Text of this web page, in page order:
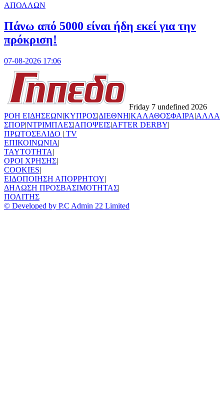
ΑΠΟΛΛΩΝ
Πάνω από 5000 είναι ήδη εκεί για την
πρόκριση!
07-08-2026 17:06
Friday 7 undefined 2026
ΡΟΗ ΕΙΔΗΣΕΩΝ|ΚΥΠΡΟΣ|ΔΙΕΘΝΗ|ΚΑΛΑΘΟΣΦΑΙΡΑ|ΑΛΛΑ
ΣΠΟΡ|ΝΤΡΙΜΠΛΕΣ|ΑΠΟΨΕΙΣ|AFTER DERBY|
ΠΡΩΤΟΣΕΛΙΔΟ | TV
ΕΠΙΚΟΙΝΩΝΙΑ|
TAYTOTHTA|
ΟΡΟΙ ΧΡΗΣΗΣ|
COOKIES|
ΕΙΔΟΠΟΙΗΣΗ ΑΠΟΡΡΗΤΟΥ|
ΔΗΛΩΣΗ ΠΡΟΣΒΑΣΙΜΟΤΗΤΑΣ|
ΠΟΛΙΤΗΣ
© Developed by P.C Admin 22 Limited